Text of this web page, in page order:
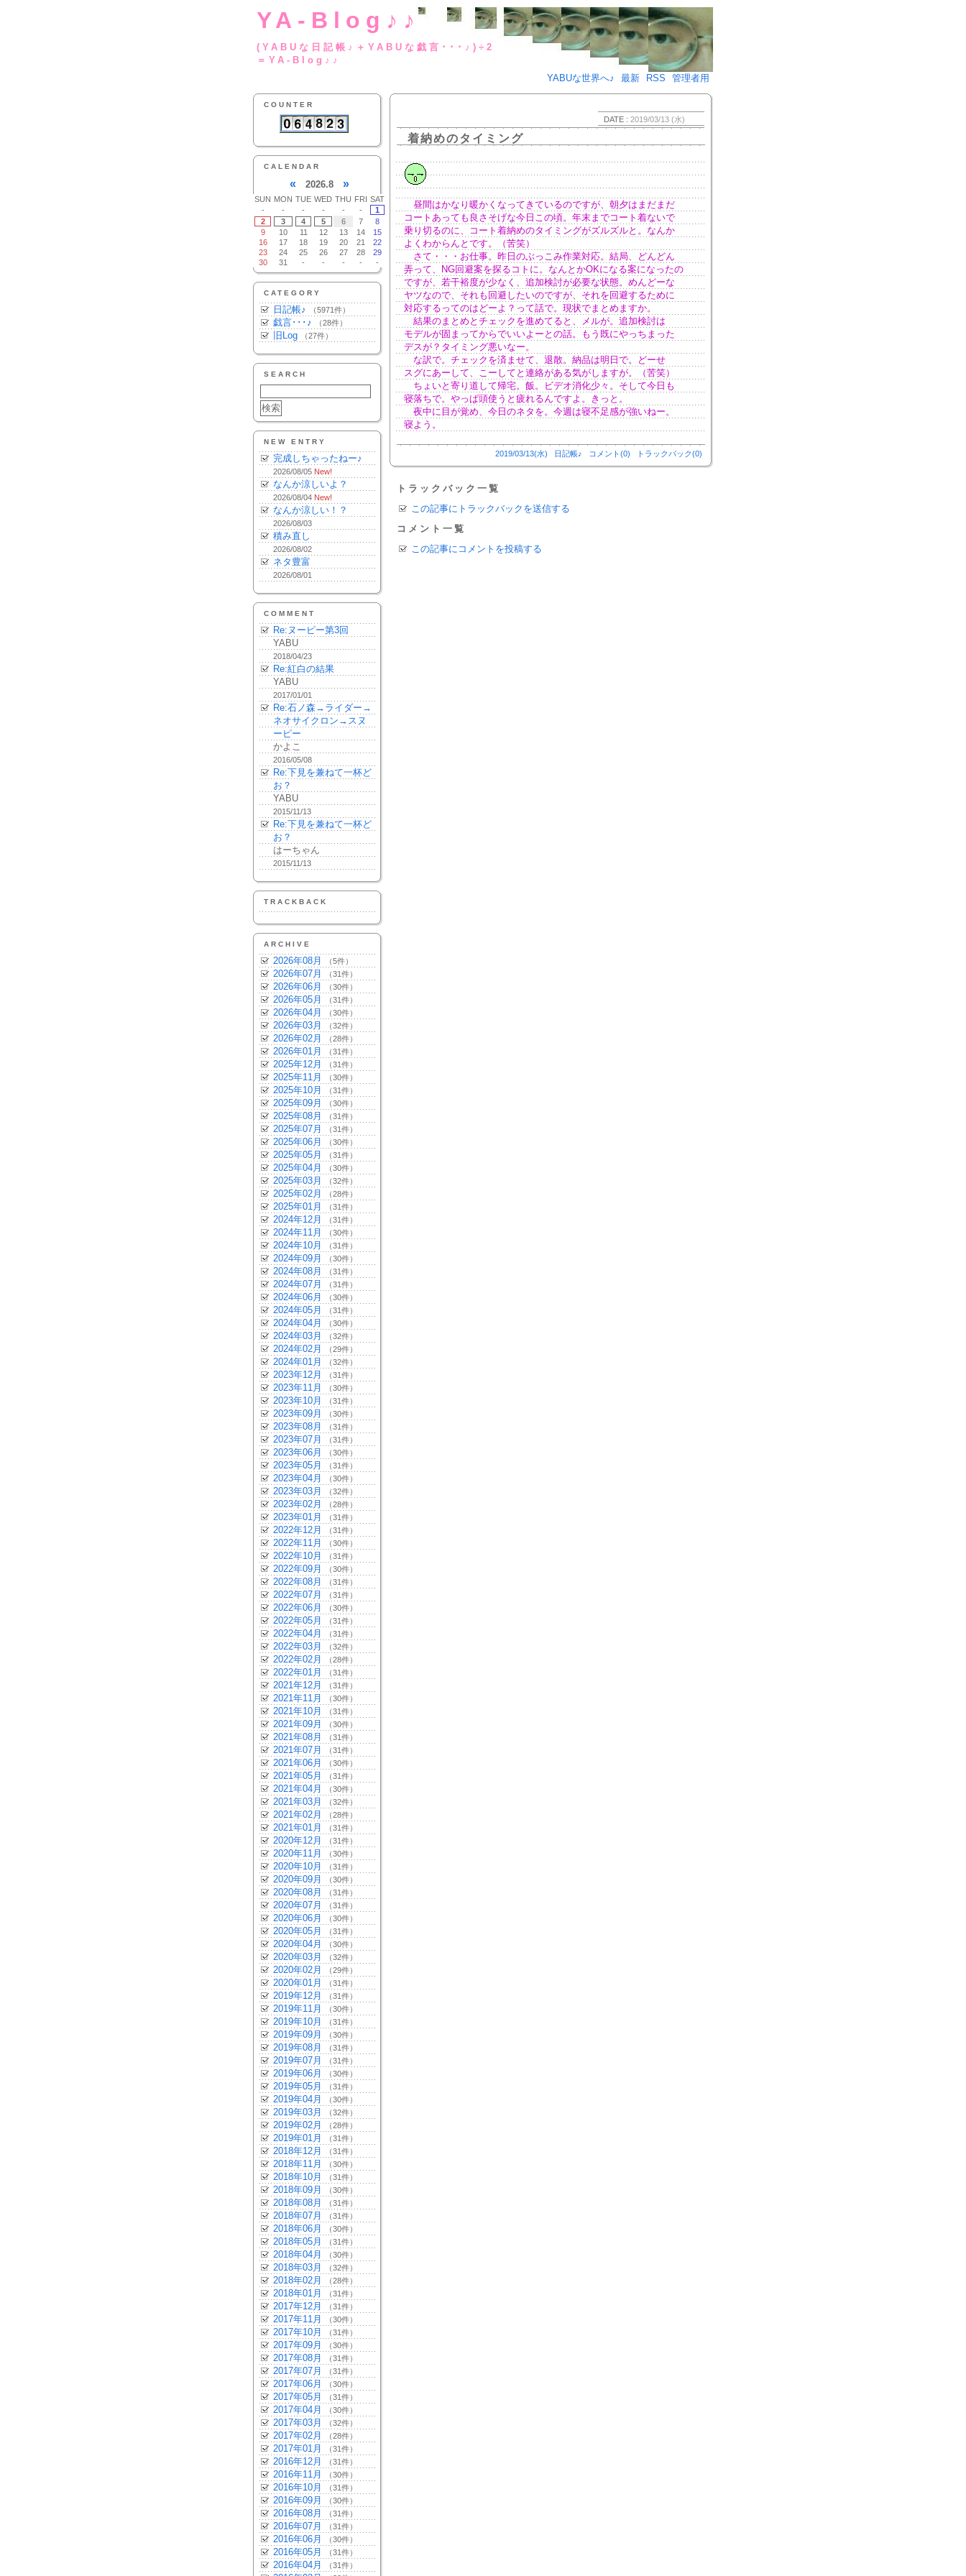
YA-Blog♪♪
(YABUな日記帳♪＋YABUな戯言･･･♪)÷2
＝YA-Blog♪♪
YABUな世界へ♪
最新 RSS 管理者用
COUNTER
CALENDAR
« 2026.8 »
SUN MON TUE WED THU FRI SAT
-
- - - - -
1
2
3 4 5 6 7
8
9
10 11 12 13 14
15
16
17 18 19 20 21
22
23
24 25 26 27 28
29
30
31 - - - - -
CATEGORY
日記帳♪ （5971件）
戯言･･･♪ （28件）
旧Log （27件）
SEARCH
NEW ENTRY
完成しちゃったねー♪
2026/08/05 New!
なんか涼しいよ？
2026/08/04 New!
なんか涼しい！？
2026/08/03
積み直し
2026/08/02
ネタ豊富
2026/08/01
COMMENT
Re:ヌーピー第3回
YABU
2018/04/23
Re:紅白の結果
YABU
2017/01/01
Re:石ノ森→ライダー→
ネオサイクロン→スヌ
ーピー
かよこ
2016/05/08
Re:下見を兼ねて一杯ど
お？
YABU
2015/11/13
Re:下見を兼ねて一杯ど
お？
はーちゃん
2015/11/13
TRACKBACK
ARCHIVE
2026年08月 （5件）
2026年07月 （31件）
2026年06月 （30件）
2026年05月 （31件）
2026年04月 （30件）
2026年03月 （32件）
2026年02月 （28件）
2026年01月 （31件）
2025年12月 （31件）
2025年11月 （30件）
2025年10月 （31件）
2025年09月 （30件）
2025年08月 （31件）
2025年07月 （31件）
2025年06月 （30件）
2025年05月 （31件）
2025年04月 （30件）
2025年03月 （32件）
2025年02月 （28件）
2025年01月 （31件）
2024年12月 （31件）
2024年11月 （30件）
2024年10月 （31件）
2024年09月 （30件）
2024年08月 （31件）
2024年07月 （31件）
2024年06月 （30件）
2024年05月 （31件）
2024年04月 （30件）
2024年03月 （32件）
2024年02月 （29件）
2024年01月 （32件）
2023年12月 （31件）
2023年11月 （30件）
2023年10月 （31件）
2023年09月 （30件）
2023年08月 （31件）
2023年07月 （31件）
2023年06月 （30件）
2023年05月 （31件）
2023年04月 （30件）
2023年03月 （32件）
2023年02月 （28件）
2023年01月 （31件）
2022年12月 （31件）
2022年11月 （30件）
2022年10月 （31件）
2022年09月 （30件）
2022年08月 （31件）
2022年07月 （31件）
2022年06月 （30件）
2022年05月 （31件）
2022年04月 （31件）
2022年03月 （32件）
2022年02月 （28件）
2022年01月 （31件）
2021年12月 （31件）
2021年11月 （30件）
2021年10月 （31件）
2021年09月 （30件）
2021年08月 （31件）
2021年07月 （31件）
2021年06月 （30件）
2021年05月 （31件）
2021年04月 （30件）
2021年03月 （32件）
2021年02月 （28件）
2021年01月 （31件）
2020年12月 （31件）
2020年11月 （30件）
2020年10月 （31件）
2020年09月 （30件）
2020年08月 （31件）
2020年07月 （31件）
2020年06月 （30件）
2020年05月 （31件）
2020年04月 （30件）
2020年03月 （32件）
2020年02月 （29件）
2020年01月 （31件）
2019年12月 （31件）
2019年11月 （30件）
2019年10月 （31件）
2019年09月 （30件）
2019年08月 （31件）
2019年07月 （31件）
2019年06月 （30件）
2019年05月 （31件）
2019年04月 （30件）
2019年03月 （32件）
2019年02月 （28件）
2019年01月 （31件）
2018年12月 （31件）
2018年11月 （30件）
2018年10月 （31件）
2018年09月 （30件）
2018年08月 （31件）
2018年07月 （31件）
2018年06月 （30件）
2018年05月 （31件）
2018年04月 （30件）
2018年03月 （32件）
2018年02月 （28件）
2018年01月 （31件）
2017年12月 （31件）
2017年11月 （30件）
2017年10月 （31件）
2017年09月 （30件）
2017年08月 （31件）
2017年07月 （31件）
2017年06月 （30件）
2017年05月 （31件）
2017年04月 （30件）
2017年03月 （32件）
2017年02月 （28件）
2017年01月 （31件）
2016年12月 （31件）
2016年11月 （30件）
2016年10月 （31件）
2016年09月 （30件）
2016年08月 （31件）
2016年07月 （31件）
2016年06月 （30件）
2016年05月 （31件）
2016年04月 （31件）
DATE : 2019/03/13 (水)
着納めのタイミング
昼間はかなり暖かくなってきているのですが、朝夕はまだまだ
コートあっても良さそげな今日この頃。年末までコート着ないで
乗り切るのに、コート着納めのタイミングがズルズルと。なんか
よくわからんとです。（苦笑）
さて・・・お仕事。昨日のぶっこみ作業対応。結局、どんどん
弄って、NG回避案を探るコトに。なんとかOKになる案になったの
ですが、若干裕度が少なく、追加検討が必要な状態。めんどーな
ヤツなので、それも回避したいのですが、それを回避するために
対応するってのはどーよ？って話で。現状でまとめますか。
結果のまとめとチェックを進めてると、メルが。追加検討は
モデルが固まってからでいいよーとの話。もう既にやっちまった
デスが？タイミング悪いなー。
な訳で。チェックを済ませて、退散。納品は明日で。どーせ
スグにあーして、こーしてと連絡がある気がしますが。（苦笑）
ちょいと寄り道して帰宅。飯。ビデオ消化少々。そして今日も
寝落ちで。やっぱ頭使うと疲れるんですよ。きっと。
夜中に目が覚め、今日のネタを。今週は寝不足感が強いねー。
寝よう。
2019/03/13(水) 日記帳♪ コメント(0) トラックバック(0)
トラックバック一覧
この記事にトラックバックを送信する
コメント一覧
この記事にコメントを投稿する